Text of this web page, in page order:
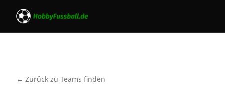
← Zurück zu Teams finden